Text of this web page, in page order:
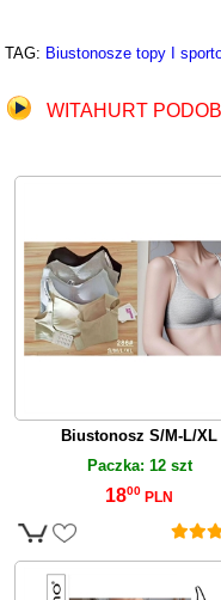
TAG: Biustonosze topy I
WITAHURT
Biustonosz S/M-L/XL
Paczka: 12 szt
1800 PLN